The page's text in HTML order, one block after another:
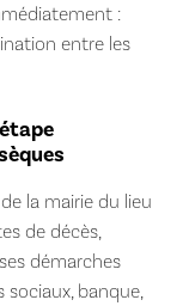
:
entre les
la mairie du lieu
de décès,
démarches
banque,